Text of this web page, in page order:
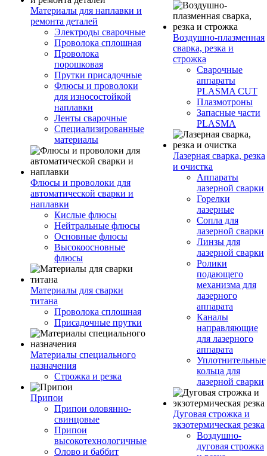
Материалы для наплавки и
ремонта деталей
Электроды сварочные
Проволока сплошная
Проволока
порошковая
Прутки присадочные
Флюсы и проволоки
для износостойкой
наплавки
Ленты сварочные
Специализированные
материалы
Флюсы и проволоки для
автоматической сварки и
наплавки
Кислые флюсы
Нейтральные флюсы
Основные флюсы
Высокоосновные
флюсы
Материалы для сварки
титана
Проволока сплошная
Присадочные прутки
Материалы специального
назначения
Строжка и резка
Припои
Припои оловянно-
свинцовые
Припои
высокотехнологичные
Олово и баббит
Воздушно-плазменная
сварка, резка и
строжка
Сварочные
аппараты
PLASMA CUT
Плазмотроны
Запасные части
PLASMA
Лазерная сварка, резка
и очистка
Аппараты
лазерной сварки
Горелки
лазерные
Сопла для
лазерной сварки
Линзы для
лазерной сварки
Ролики
подающего
механизма для
лазерного
аппарата
Каналы
направляющие
для лазерного
аппарата
Уплотнительные
кольца для
лазерной сварки
Дуговая строжка и
экзотермическая резка
Воздушно-
дуговая строжка